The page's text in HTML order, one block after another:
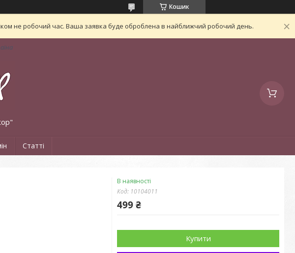
Кошик
не робочий час. Ваша заявка буде оброблена в найближчий робочий день.
Статті
В наявності
Код: 10104011
499 ₴
Купити